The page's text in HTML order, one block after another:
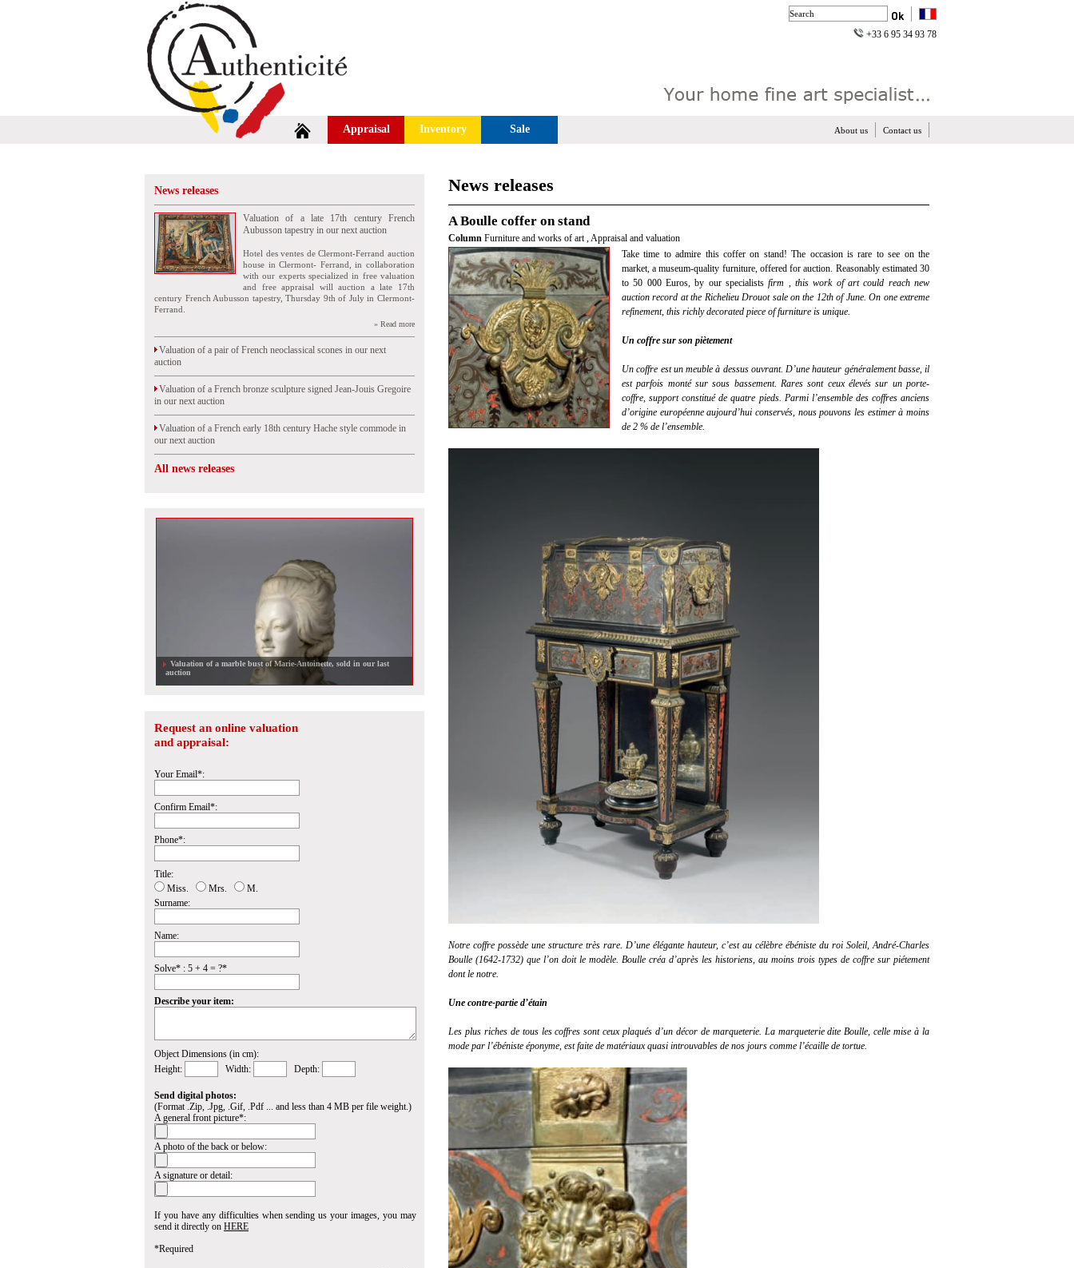
+33 6 95 34 93 78
Appraisal Inventory Sale Contact us
About us
News releases
Valuation of a late 17th century French
Aubusson tapestry in our next auction
Hotel des ventes de Clermont-Ferrand auction
house in Clermont- Ferrand, in collaboration
with our experts specialized in free valuation
and free appraisal will auction a late 17th
century French Aubusson tapestry, Thursday 9th of July in Clermont-
Ferrand.
» Read more
Valuation of a pair of French neoclassical scones in our next
auction
Valuation of a French bronze sculpture signed Jean-Jouis Gregoire
in our next auction
Valuation of a French early 18th century Hache style commode in
our next auction
All news releases
Claude Michel: Clodion
Request an online valuation
and appraisal:
Your Email*:
Confirm Email*:
Phone*:
Title:
Miss.
Mrs.
M.
Surname:
Name:
Solve* : 5 + 4 = ?*
Describe your item:
Object Dimensions (in cm):
Height:
Width: Depth:
Send digital photos:
(Format .Zip, .Jpg, .Gif, .Pdf ... and less than 4 MB per file weight.)
A general front picture*:
A photo of the back or below:
A signature or detail:
If you have any difficulties when sending us your images, you may
send it directly on HERE
*Required
News releases
A Boulle coffer on stand
Column Furniture and works of art,Appraisal and valuation
Take time to admire this coffer on stand! The occasion is rare to see on the
market, a museum-quality furniture, offered for auction. Reasonably estimated 30
to 50 000 Euros, by our specialistsfirm , this work of art could reach new
auction record at the Richelieu Drouot sale on the 12th of June. On one extreme
refinement, this richly decorated piece of furniture is unique.
Un coffre sur son piètement
Un coffre est un meuble à dessus ouvrant. D’une hauteur généralement basse, il
est parfois monté sur sous bassement. Rares sont ceux élevés sur un porte-
coffre, support constitué de quatre pieds. Parmi l’ensemble des coffres anciens
d’origine européenne aujourd’hui conservés, nous pouvons les estimer à moins
de 2 % de l’ensemble.
Notre coffre possède une structure très rare. D’une élégante hauteur, c’est au célèbre ébéniste du roi Soleil, André-Charles
Boulle (1642-1732) que l’on doit le modèle. Boulle créa d’après les historiens, au moins trois types de coffre sur piétement
dont le notre.
Une contre-partie d’étain
Les plus riches de tous les coffres sont ceux plaqués d’un décor de marqueterie. La marqueterie dite Boulle, celle mise à la
mode par l’ébéniste éponyme, est faite de matériaux quasi introuvables de nos jours comme l’écaille de tortue.